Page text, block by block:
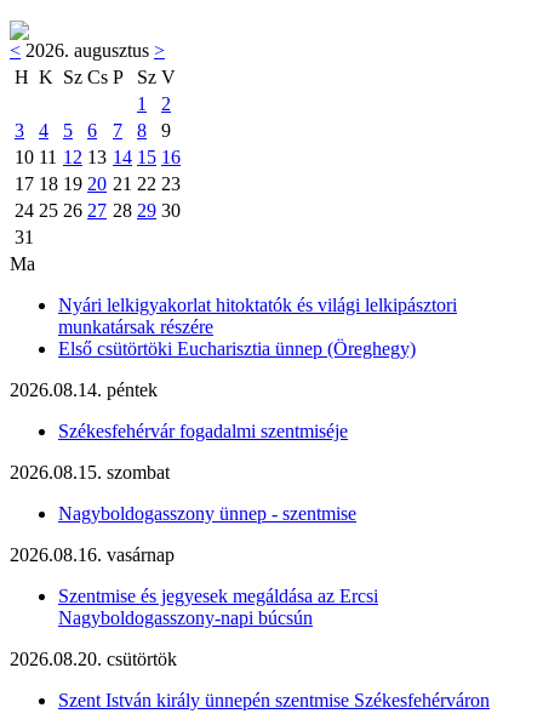
< 2026. augusztus >
H K Sz Cs P Sz V
1
2
3
4 5 6 7 8
9
10 11 12 13 14 15 16
17 18 19 20 21 22 23
24 25 26 27 28 29 30
31
Ma
Nyári lelkigyakorlat hitoktatók és világi lelkipásztori
munkatársak részére
Első csütörtöki Eucharisztia ünnep (Öreghegy)
2026.08.14. péntek
Székesfehérvár fogadalmi szentmiséje
2026.08.15. szombat
Nagyboldogasszony ünnep - szentmise
2026.08.16. vasárnap
Szentmise és jegyesek megáldása az Ercsi
Nagyboldogasszony-napi búcsún
2026.08.20. csütörtök
Szent István király ünnepén szentmise Székesfehérváron